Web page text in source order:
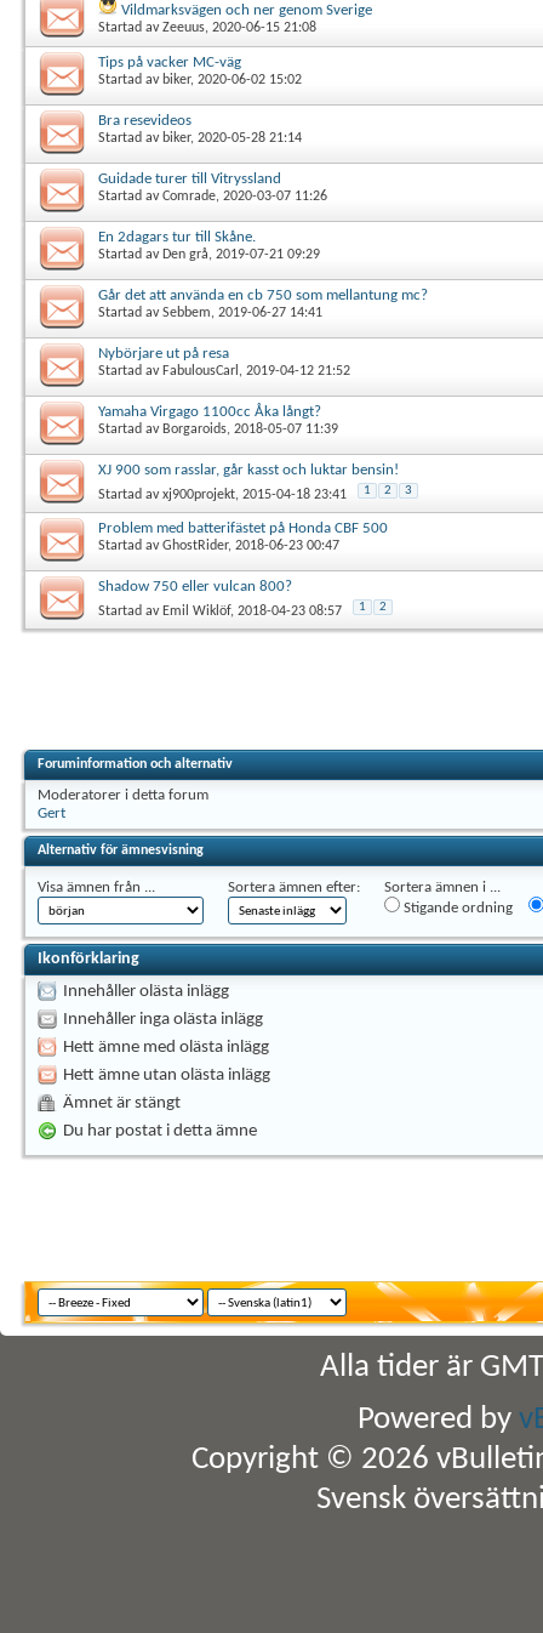
Vildmarksvägen och ner genom Sverige
Startad avZeeuus, 2020-06-15 21:08
Tips på vacker MC-väg
Startad av biker, 2020-06-02 15:02
Bra resevideos
Startad av biker, 2020-05-28 21:14
Guidade turer till Vitryssland
Startad avComrade, 2020-03-07 11:26
En 2dagars tur till Skåne.
Startad av Den grå, 2019-07-21 09:29
Går det att använda en cb 750 som mellantung mc?
Startad avSebbem, 2019-06-27 14:41
Nybörjare ut på resa
Startad av FabulousCarl , 2019-04-12 21:52
Yamaha Virgago 1100cc Åka långt?
Startad av Borgaroids, 2018-05-07 11:39
XJ 900 som rasslar, går kasst och luktar bensin!
Startad avxj900projekt, 2015-04-18 23:41 1 2 3
Problem med batterifästet på Honda CBF 500
Startad avGhostRider, 2018-06-23 00:47
Shadow 750 eller vulcan 800?
Startad av Emil Wiklöf, 2018-04-23 08:57 1 2
Foruminformation och alternativ
Moderatorer i detta forum
Gert
Alternativ för ämnesvisning
Visa ämnen från ... Sortera ämnen efter:
Sortera ämnen i ...
Stigande ordning
Ikonförklaring
Innehåller olästa inlägg
Innehåller inga olästa inlägg
Hett ämne med olästa inlägg
Hett ämne utan olästa inlägg
Ämnet är stängt
Du har postat i detta ämne
Alla tider är
Powered by
Copyright © 2026
Svensk